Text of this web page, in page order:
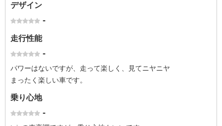
デザイン
-
走行性能
-
パワーはないですが、走って楽しく、見てニヤニヤ
まったく楽しい車です。
乗り心地
-